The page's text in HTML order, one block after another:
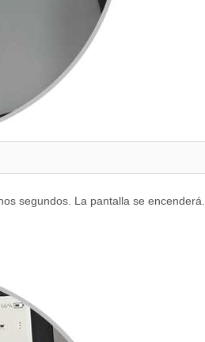
segundos. La pantalla se encenderá.